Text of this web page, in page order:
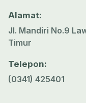
Alamat:
Jl. Mandiri No.9
Timur
Telepon:
(0341) 425401